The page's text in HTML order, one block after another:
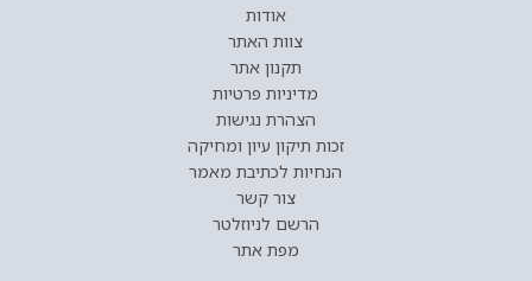
אודות
צוות האתר
תקנון אתר
מדיניות פרטיות
הצהרת נגישות
זכות תיקון עיון ומחיקה
הנחיות לכתיבת מאמר
צור קשר
הרשם לניוזלטר
מפת אתר